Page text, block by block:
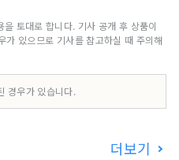
, 교류 인구의 증가 및 지역 경
것을 목적으로 한다.
토대로 합니다. 기사 공개 후 상품이
가 있으므로 기사를 참고하실 때 주의해
경우가 있습니다.
더보기